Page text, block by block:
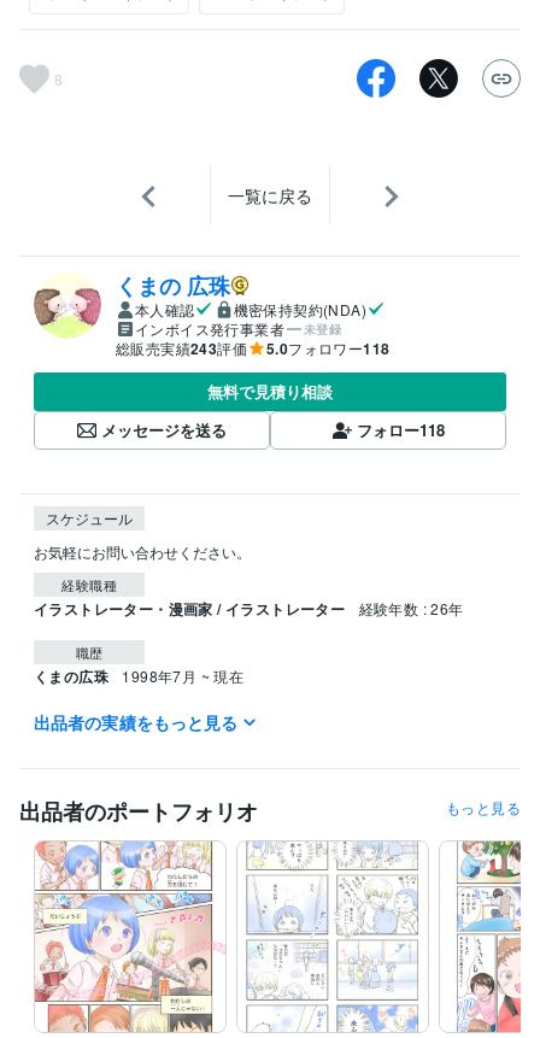
8
一覧に戻る
くまの 広珠
本人確認
機密保持契約(NDA)
インボイス発行事業者
未登録
総販売実績243評価 5.0フォロワー118
無料で見積り相談
メッセージを送る
フォロー118
スケジュール
お気軽にお問い合わせください。
経験職種
イラストレーター・漫画家 / イラストレーター 経験年数 : 26年
職歴
くまの広珠 1998年7月 ~ 現在
受賞歴
育てはピンチがチャンス！』福村出版（育児漫画・イラスト） 睡眠
ホ・タブレットと健康的につき合える子どもの育て方（漫画）
ビジネス・クリエイティブツール
Adobe Photoshop:12年CLIP STUDIO PAINT:8年
得意分野
イラスト作成・漫画制作
育児漫画、子供向けイラスト、児童書挿絵
癒し系、ふんわりやわらか絵本風イラスト
絵本 子育て 育児 エッセイ 動物 ペット 挿絵
ふんわり
癒し系
漫画
出品者の実績をもっと見る
出品者のポートフォリオ もっと見る